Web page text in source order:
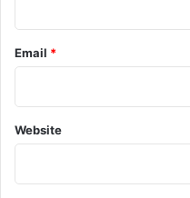
Email *
Website